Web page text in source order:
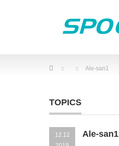
Home Ale-san1
TOPICS
12.12
Ale-san1